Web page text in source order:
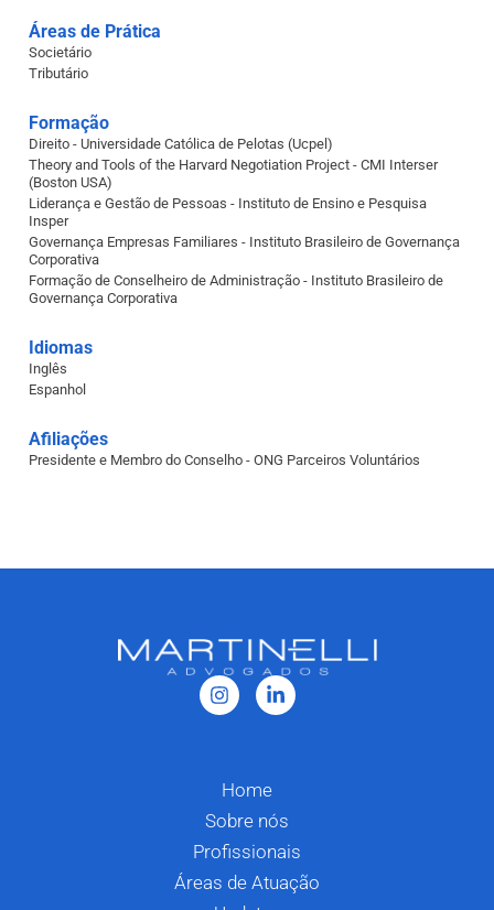
Áreas de Prática
Societário
Tributário
Formação
Direito - Universidade Católica de Pelotas (Ucpel)
Theory and Tools of the Harvard Negotiation Project - CMI Interser
(Boston USA)
Liderança e Gestão de Pessoas - Instituto de Ensino e Pesquisa
Insper
Governança Empresas Familiares - Instituto Brasileiro de Governança
Corporativa
Formação de Conselheiro de Administração - Instituto Brasileiro de
Governança Corporativa
Idiomas
Inglês
Espanhol
Afiliações
Presidente e Membro do Conselho - ONG Parceiros Voluntários
Home
Sobre nós
Profissionais
Áreas de Atuação